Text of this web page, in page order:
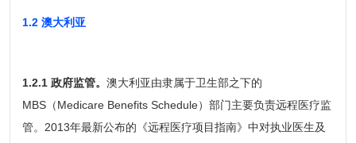
1.2 澳大利亚
1.2.1 政府监管。 澳大利亚由隶属于卫生部之下的
MBS（Medicare Benefits Schedule）部门主要负责远程医疗监
管。2013年最新公布的《远程医疗项目指南》中对执业医生及